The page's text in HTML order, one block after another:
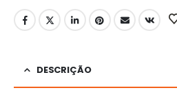
DESCRIÇÃO